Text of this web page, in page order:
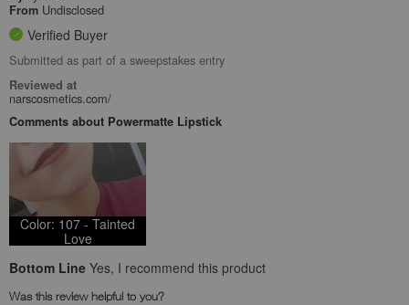
From Undisclosed
Verified Buyer
Submitted as part of a sweepstakes entry
Reviewed at
narscosmetics.com/
Comments about Powermatte Lipstick
Color: 107 - Tainted
Love
Bottom Line Yes, I recommend this product
Was this review helpful to you?